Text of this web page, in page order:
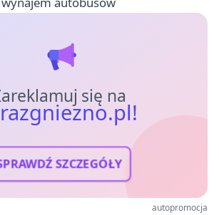
się na
SZCZEGÓŁY
autopromocja